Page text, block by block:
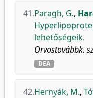
41.Paragh, G.,
lehetőségeik.
Orvostovábbk.
DEA
42.Hernyák, M.,